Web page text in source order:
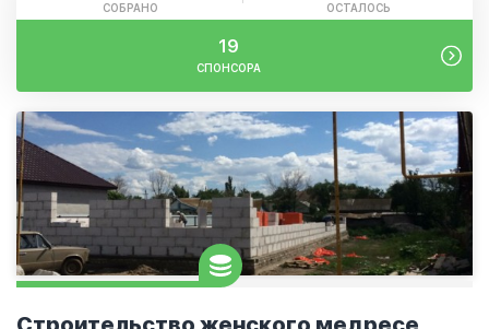
СОБРАНО ОСТАЛОСЬ
19
СПОНСОРА